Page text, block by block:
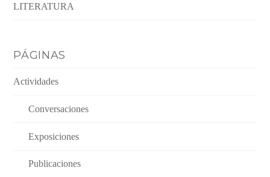
LITERATURA
PÁGINAS
Actividades
Conversaciones
Exposiciones
Publicaciones